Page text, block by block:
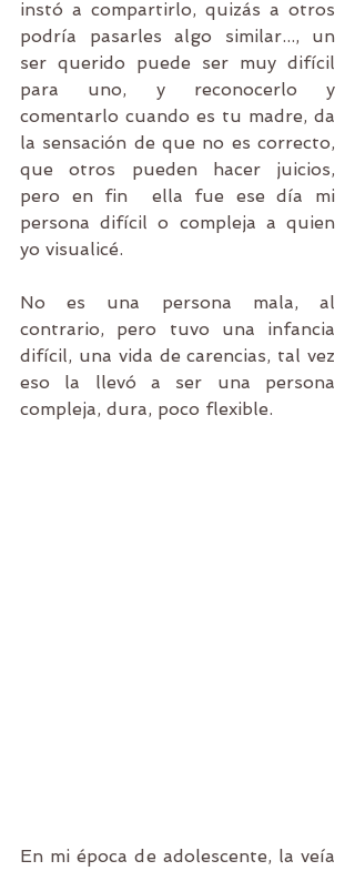
instó a compartirlo, quizás a otros
podría pasarles algo similar..., un
ser querido puede ser muy difícil
para uno, y reconocerlo y
comentarlo cuando es tu madre, da
la sensación de que no es correcto,
que otros pueden hacer juicios,
pero en fin  ella fue ese día mi
persona difícil o compleja a quien
yo visualicé.
No es una persona mala, al
contrario, pero tuvo una infancia
difícil, una vida de carencias, tal vez
eso la llevó a ser una persona
compleja, dura, poco flexible.
En mi época de adolescente, la veía